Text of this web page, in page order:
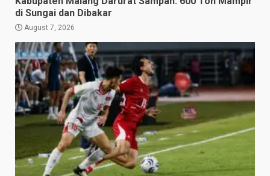
di Sungai dan Dibakar
August 7, 2026